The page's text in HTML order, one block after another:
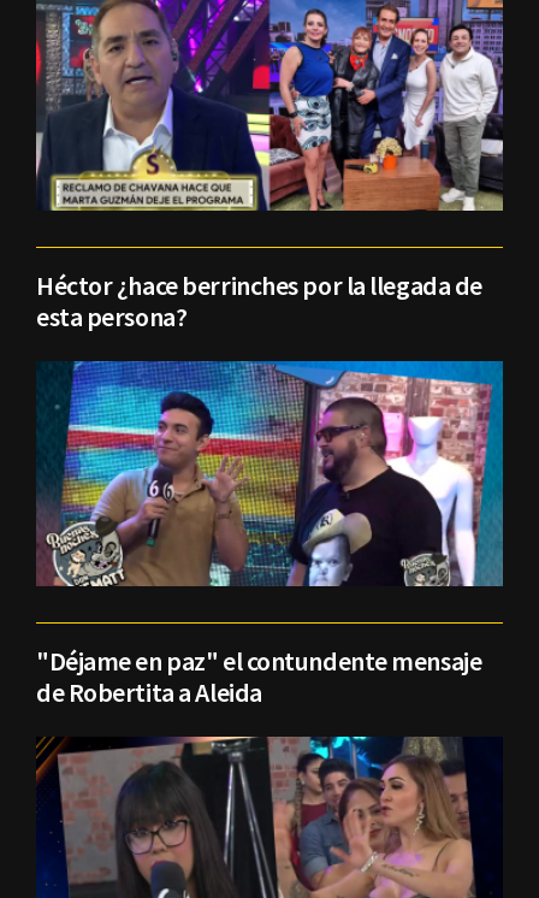
Héctor ¿hace berrinches por la llegada de
esta persona?
"Déjame en paz" el contundente mensaje
de Robertita a Aleida